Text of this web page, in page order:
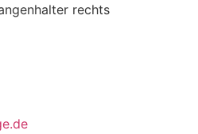
rechts